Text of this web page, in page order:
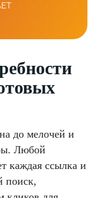
до мелочей и
Любой
каждая ссылка и
поиск,